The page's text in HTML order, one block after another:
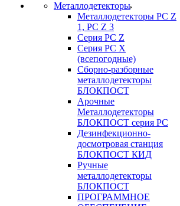
Металлодетекторы
Металлодетекторы РС Z
1, PC Z 3
Серия РС Z
Серия РС X
(всепогодные)
Сборно-разборные
металлодетекторы
БЛОКПОСТ
Арочные
Металлодетекторы
БЛОКПОСТ серия РС
Дезинфекционно-
досмотровая станция
БЛОКПОСТ КИД
Ручные
металлодетекторы
БЛОКПОСТ
ПРОГРАММНОЕ